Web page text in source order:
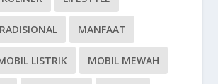
MANFAAT
LISTRIK MOBIL MEWAH